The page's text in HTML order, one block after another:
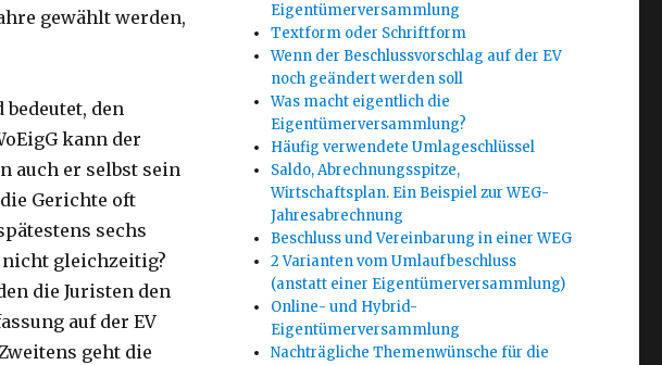
gewählt werden,
bedeutet, den
kann der
auch er selbst sein
Gerichte oft
sechs
nicht gleichzeitig?
die Juristen den
auf der EV
geht die
Eigentümerversammlung
Textform oder Schriftform
Wenn der Beschlussvorschlag auf der EV
noch geändert werden soll
Was macht eigentlich die
Eigentümerversammlung?
Häufig verwendete Umlageschlüssel
Saldo, Abrechnungsspitze,
Wirtschaftsplan. Ein Beispiel zur WEG-
Jahresabrechnung
Beschluss und Vereinbarung in einer WEG
2 Varianten vom Umlaufbeschluss
(anstatt einer Eigentümerversammlung)
Online- und Hybrid-
Eigentümerversammlung
Nachträgliche Themenwünsche für die